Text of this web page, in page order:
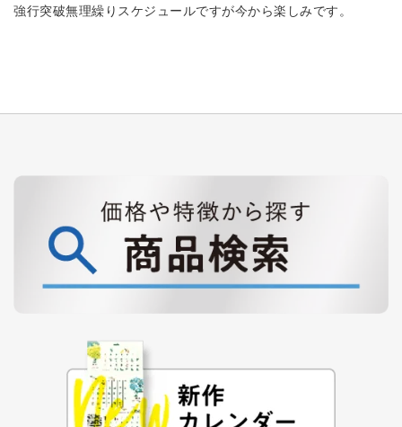
強行突破無理繰りスケジュールですが今から楽しみです。